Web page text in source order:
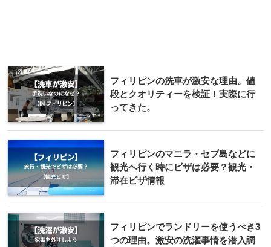
フィリピンの洗車が激安な理由。値
段とクオリティーを検証！実際に行
ってきた。
フィリピンのマニラ・セブ島などに
観光へ行く時にビザは必要？観光・
滞在ビザ情報
フィリピンでランドリーを使うべき3
つの理由。激安の洗濯事情を潜入調